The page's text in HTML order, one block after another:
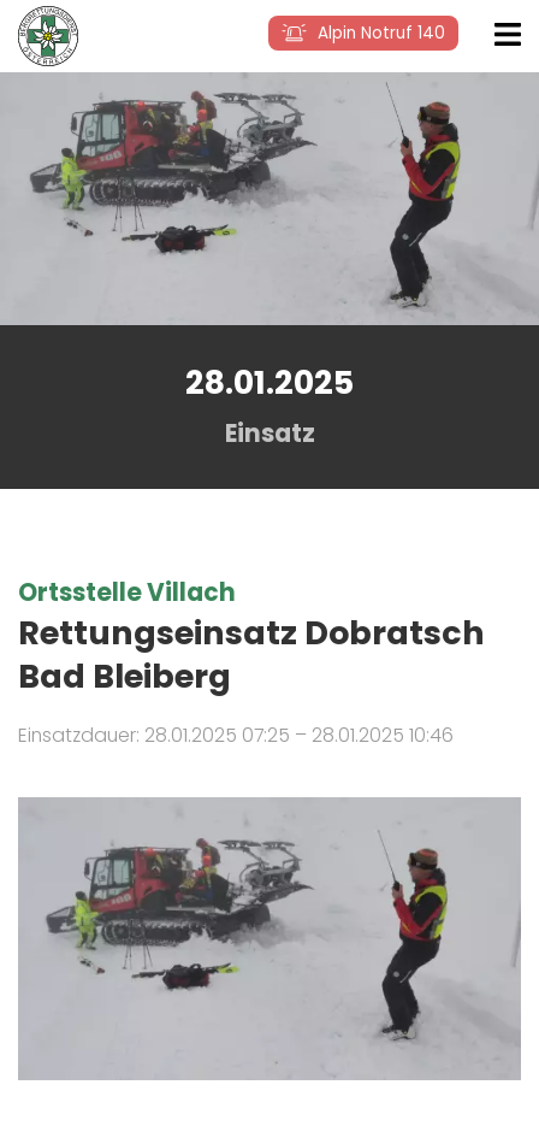
Alpin Notruf 140
28.01.2025
Einsatz
Ortsstelle Villach
Rettungseinsatz Dobratsch
Bad Bleiberg
Einsatzdauer: 28.01.2025 07:25 – 28.01.2025 10:46